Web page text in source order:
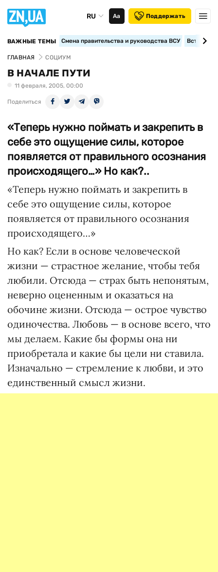
RU Аа Поддержать
ВАЖНЫЕ ТЕМЫ Смена правительства и руководства ВСУ
ГЛАВНАЯ СОЦИУМ
В НАЧАЛЕ ПУТИ
11 февраля, 2005, 00:00
Поделиться
«Теперь нужно поймать и закрепить в
себе это ощущение силы, которое
появляется от правильного осознания
происходящего…» Но как?..
«Теперь нужно поймать и закрепить в
себе это ощущение силы, которое
появляется от правильного осознания
происходящего…»
Но как? Если в основе человеческой
жизни — страстное желание, чтобы тебя
любили. Отсюда — страх быть непонятым,
неверно оцененным и оказаться на
обочине жизни. Отсюда — острое чувство
одиночества. Любовь — в основе всего, что
мы делаем. Какие бы формы она ни
приобретала и какие бы цели ни ставила.
Изначально — стремление к любви, и это
единственный смысл жизни.